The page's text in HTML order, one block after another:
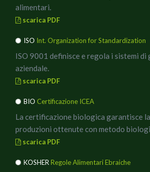
alimentari.
scarica PDF
ISO Int. Organization for Standardization
ISO 9001 definisce e regola i sistemi
aziendale.
scarica PDF
BIO Certificazione ICEA
La certificazione biologica garantisce
produzioni ottenute con metodo
scarica PDF
KOSHER Regole Alimentari Ebraiche